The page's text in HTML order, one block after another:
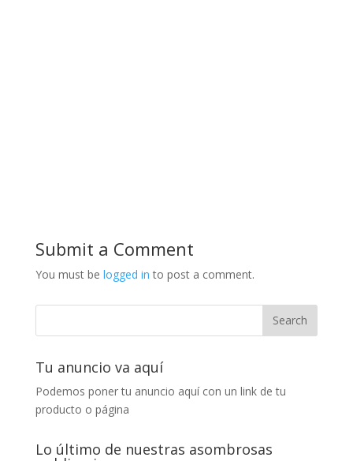
Submit a Comment
You must be logged in to post a comment.
Tu anuncio va aquí
Podemos poner tu anuncio aquí con un link de tu
producto o página
Lo último de nuestras asombrosas